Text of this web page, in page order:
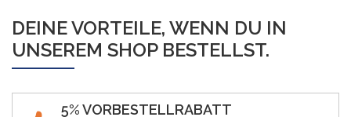
DEINE VORTEILE, WENN DU IN
UNSEREM SHOP BESTELLST.
5% VORBESTELLRABATT